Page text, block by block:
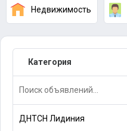
Недвижимость
Категория
ДНТСН Лидиния